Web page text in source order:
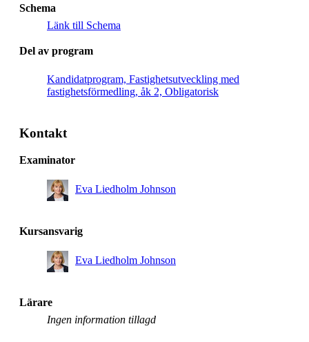
Schema
Länk till Schema
Del av program
Kandidatprogram, Fastighetsutveckling med
fastighetsförmedling, åk 2, Obligatorisk
Kontakt
Examinator
Eva Liedholm Johnson
Kursansvarig
Eva Liedholm Johnson
Lärare
Ingen information tillagd